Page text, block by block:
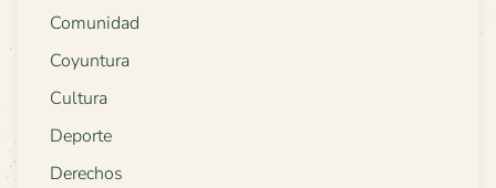
Comunidad
Coyuntura
Cultura
Deporte
Derechos